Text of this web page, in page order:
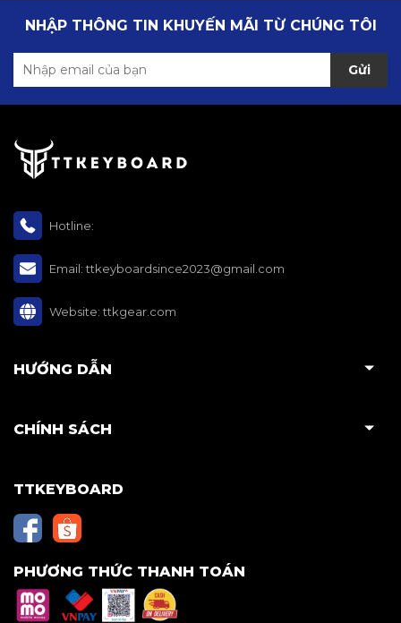
NHẬP THÔNG TIN KHUYẾN MÃI TỪ CHÚNG TÔI
Gửi
Hotline:
Email:ttkeyboardsince2023@gmail.com
Website:ttkgear.com
HƯỚNG DẪN
CHÍNH SÁCH
TTKEYBOARD
PHƯƠNG THỨC THANH TOÁN